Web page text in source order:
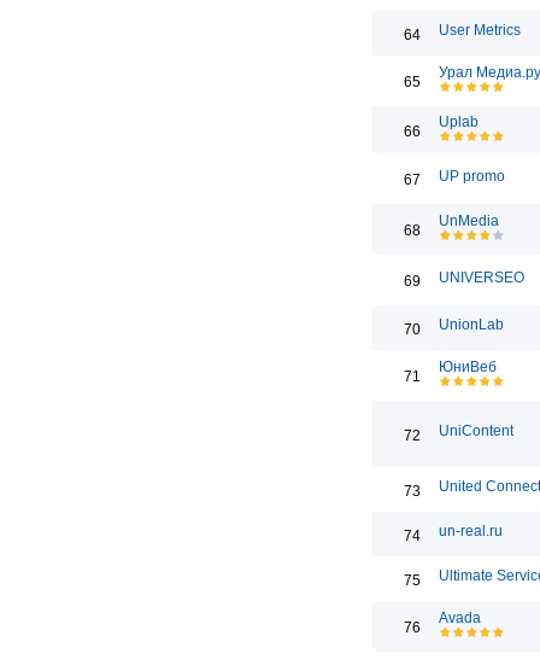
64 User Metrics
65
Урал Медиа.ру
66
Uplab
67 UP promo
68
UnMedia
69 UNIVERSEO
70 UnionLab
71
ЮниВеб
72 UniContent
73 United
74 un-real.ru
75 Ultimate
76
Avada